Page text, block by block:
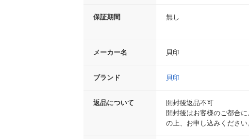
保証期間 無し
メーカー名 貝印
ブランド 貝印
返品について
開封後返品不可
開封後はお客様のご都合
の上、お申し込みください